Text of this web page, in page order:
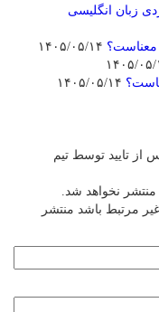
زبان انگلیسی
تایید توسط تیم
منتشر نخواهد شد.
مرتبط باشد منتشر